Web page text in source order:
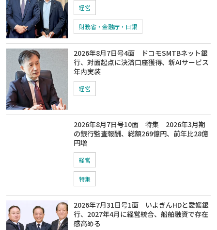
経営
財務省・金融庁・日銀
2026年8月7日号4面 ドコモSMTBネット銀
行、対面起点に決済口座獲得、新AIサービス
年内実装
経営
2026年8月7日号10面 特集 2026年3月期
の銀行監査報酬、総額269億円、前年比28億
円増
経営
特集
2026年7月31日号1面 いよぎんHDと愛媛銀
行、2027年4月に経営統合、船舶融資で存在
感高める